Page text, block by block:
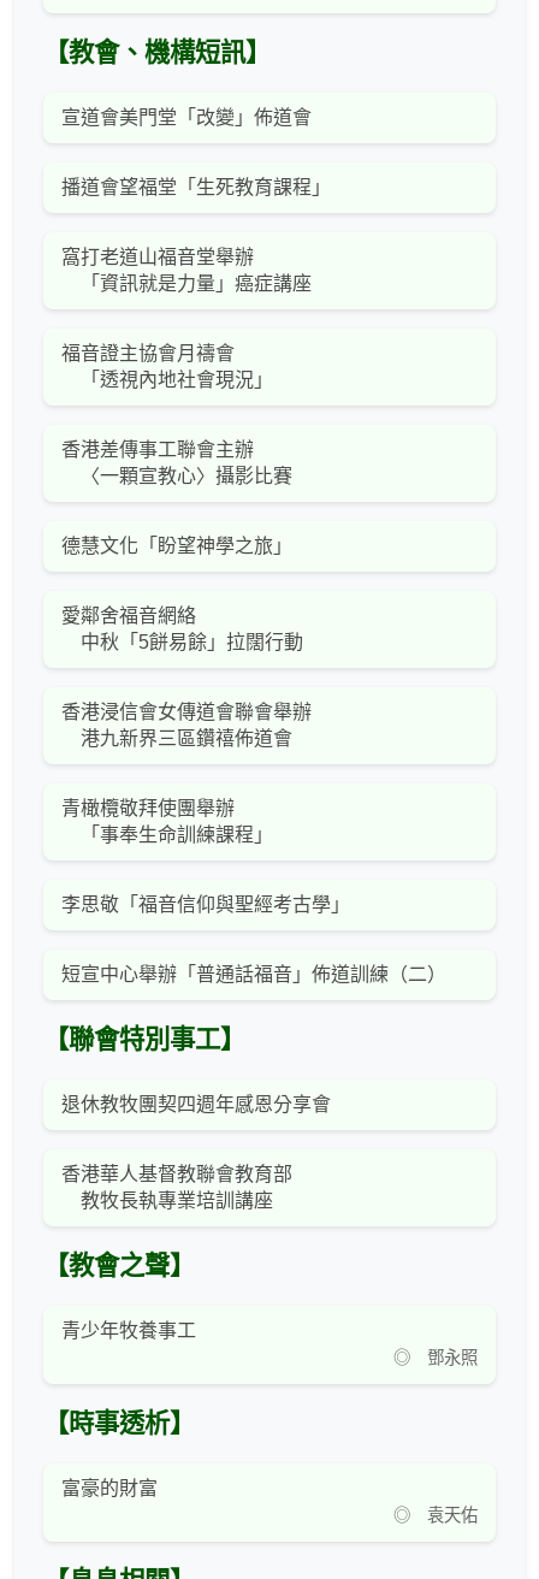
【教會、機構短訊】
宣道會美門堂「改變」佈道會
播道會望福堂「生死教育課程」
窩打老道山福音堂舉辦
「資訊就是力量」癌症講座
福音證主協會月禱會
「透視內地社會現況」
香港差傳事工聯會主辦
〈一顆宣教心〉攝影比賽
德慧文化「盼望神學之旅」
愛鄰舍福音網絡
中秋「5餅易餘」拉闊行動
香港浸信會女傳道會聯會舉辦
港九新界三區鑽禧佈道會
青橄欖敬拜使團舉辦
「事奉生命訓練課程」
李思敬「福音信仰與聖經考古學」
短宣中心舉辦「普通話福音」佈道訓練（二）
【聯會特別事工】
退休教牧團契四週年感恩分享會
香港華人基督教聯會教育部
教牧長執專業培訓講座
【教會之聲】
青少年牧養事工
◎ 鄧永照
【時事透析】
富豪的財富
◎ 袁天佑